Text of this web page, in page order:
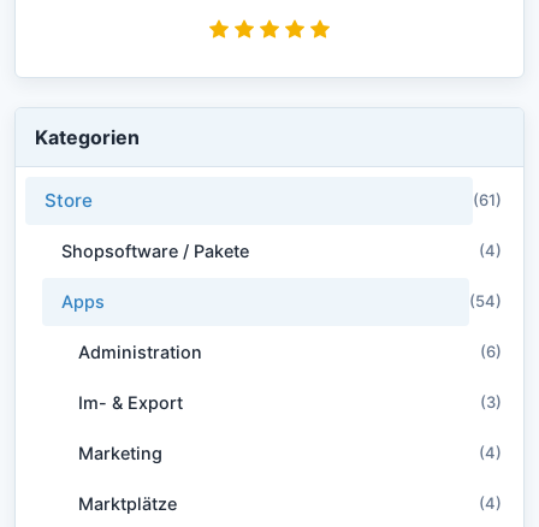
Kategorien
Store (61)
Shopsoftware / Pakete (4)
Apps (54)
Administration (6)
Im- & Export (3)
Marketing (4)
Marktplätze (4)